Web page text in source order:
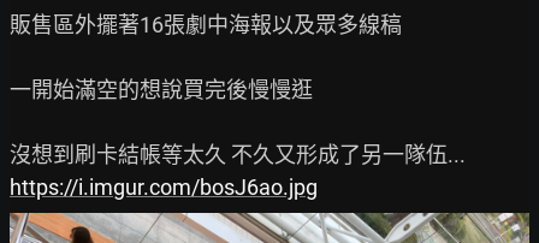
販售區外擺著16張劇中海報以及眾多線稿
一開始滿空的想說買完後慢慢逛
https://i.imgur.com/bosJ6ao.jpg